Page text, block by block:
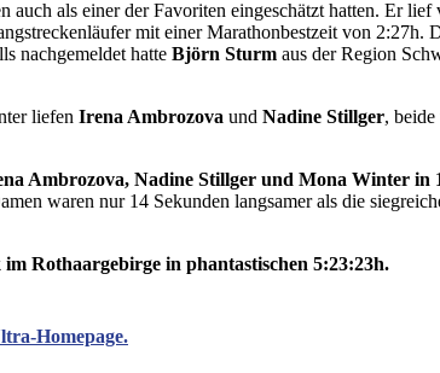
auch als einer der Favoriten eingeschätzt hatten. Er
mit einer Marathonbestzeit von
nachgemeldet hatte Björn Sturm aus der Region
liefen Irena Ambrozova und Nadine Stillger,
Ambrozova, Nadine Stillger und Mona Winter in
waren nur 14 Sekunden langsamer als die
Rothaargebirge in phantastischen 5:23:23h.
Homepage.